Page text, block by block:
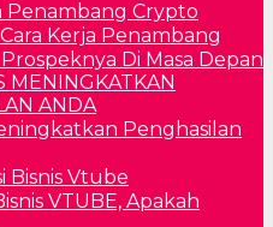
Kerja Penambang
Di Masa Depan
Penghasilan
VTUBE, Apakah